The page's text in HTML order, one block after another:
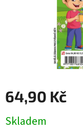
64,90 Kč
cena:
Skladem